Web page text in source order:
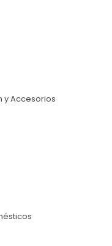
y Accesorios